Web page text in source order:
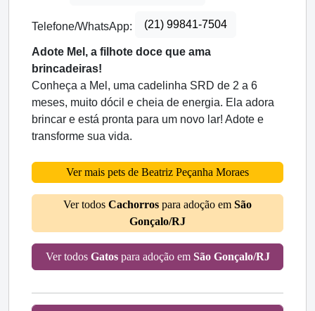
Telefone/WhatsApp: (21) 99841-7504
Adote Mel, a filhote doce que ama
brincadeiras!
Conheça a Mel, uma cadelinha SRD de 2 a 6
meses, muito dócil e cheia de energia. Ela adora
brincar e está pronta para um novo lar! Adote e
transforme sua vida.
Ver mais pets de Beatriz Peçanha Moraes
Ver todos Cachorros para adoção em São
Gonçalo/RJ
Ver todos Gatospara adoção em São Gonçalo/RJ